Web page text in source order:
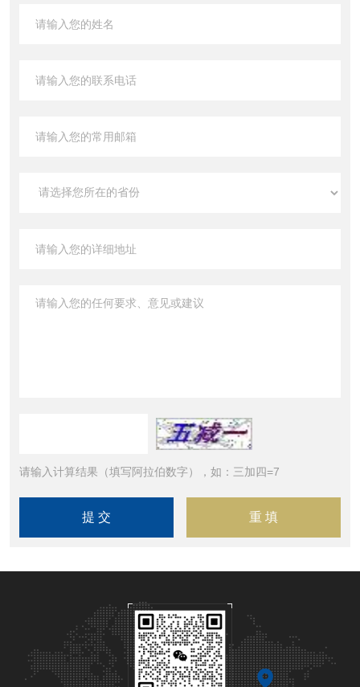
请输入计算结果（填写阿拉伯数字），如：三加四=7